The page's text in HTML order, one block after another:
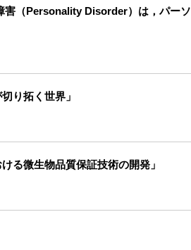
害（Personality Disorder）は，パーソ
り拓く世界」
る微生物品質保証技術の開発」